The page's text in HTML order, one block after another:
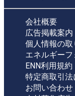
会社概要
広告掲載案内
個人情報の
エネルギー
ENN利用規約
特定商取引
お問い合わせ